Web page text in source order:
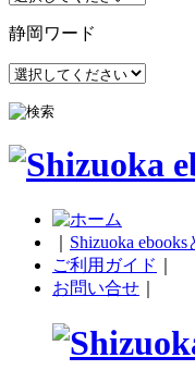
静岡ワード
Shizuoka ebooks
ご利用ガイド
お問い合せ